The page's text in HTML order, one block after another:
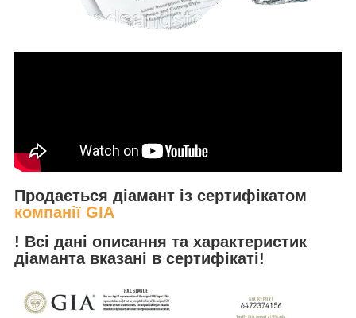
Продається діамант із сертифікатом
компанії GIA
! Всі дані описання та характеристик
діаманта вказані в сертифікаті!